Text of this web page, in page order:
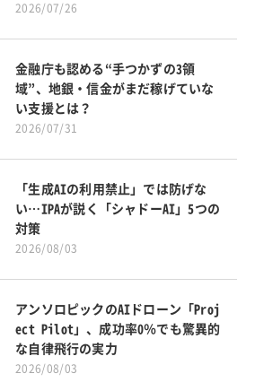
2026/07/26
金融庁も認める“手つかずの3領
域”、地銀・信金がまだ稼げていな
い支援とは？
2026/07/31
「生成AIの利用禁止」では防げな
い…IPAが説く「シャドーAI」5つの
対策
2026/08/03
アンソロピックのAIドローン「Proj
ect Pilot」、成功率0％でも驚異的
な自律飛行の実力
2026/08/03